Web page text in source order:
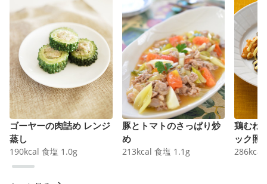
ゴーヤーの肉詰め レンジ
蒸し
190kcal 食塩 1.0g
豚とトマトのさっぱり炒
め
213kcal 食塩 1.1 g
鶏むね
ック照
286kcal